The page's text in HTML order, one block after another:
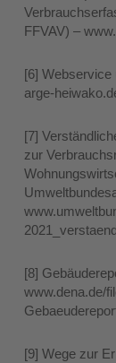
FFVAV) –
[6] Webservice
arge-
[7]
zur
[8]
www.dena.de/
[9] Wege zur